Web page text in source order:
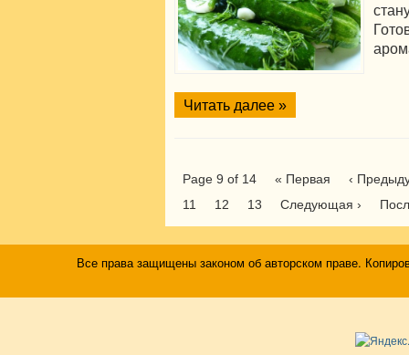
Читать далее »
Page 9 of 14 « Первая
‹
11
12 13 Следующая ›
Все права защищены законом об авторском праве.